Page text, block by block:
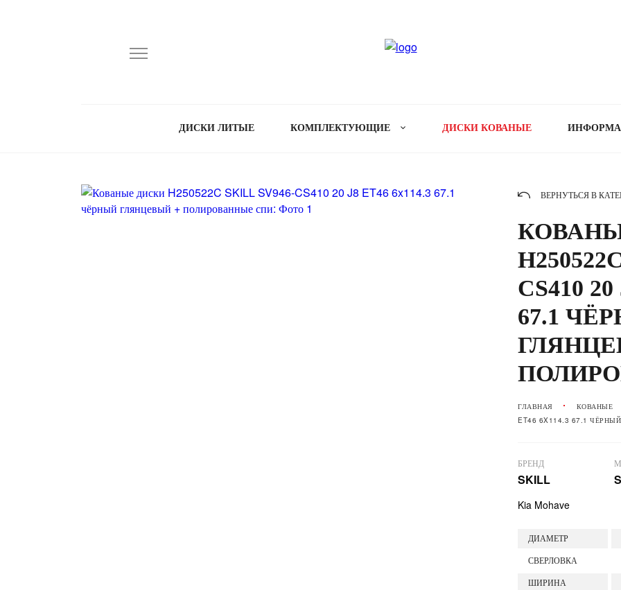
ДИСКИ ЛИТЫЕ КОМПЛЕКТУЮЩИЕ ДИСКИ КОВАНЫЕ
ВЕРНУТЬСЯ В
CS410
67.1
ГЛАВНАЯ
КОВАНЫЕ
ET46 6X114.3 67.1
БРЕНД
SKILL
Kia Mohave
ДИАМЕТР
СВЕРЛОВКА
ШИРИНА